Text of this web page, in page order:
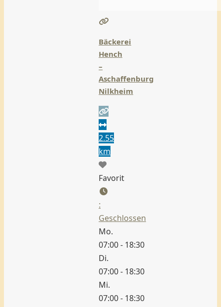
Bäckerei
Hench
–
Aschaffenburg
Nilkheim
2.55
km
Favorit
:
Geschlossen
Mo.
07:00 - 18:30
Di.
07:00 - 18:30
Mi.
07:00 - 18:30